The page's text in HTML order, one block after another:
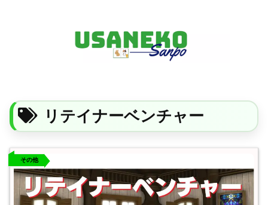
リテイナーベンチャー
その他